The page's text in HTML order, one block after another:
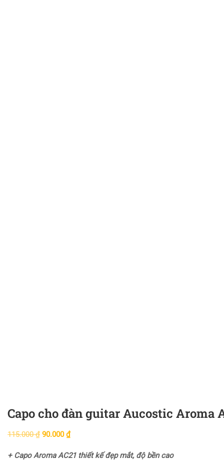
Capo cho đàn guitar Aucostic Aroma
115.000₫ 90.000₫
+ Capo Aroma AC21 thiết kế đẹp mắt, độ bền cao